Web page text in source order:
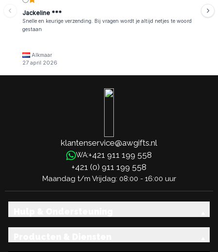
Jackeline ***
Snelle en keurige verzending. Bij vragen wordt je altijd netjes te woord
gestaan
Alkmaar
27 april 2026
klantenservice@awgifts.nl
WA:+421 911 199 558
+421 (0) 911 199 558
Maandag t/m Vrijdag: 08:00 - 16:00 uur